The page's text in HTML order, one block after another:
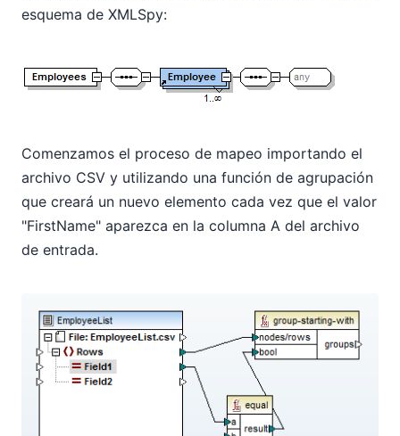
esquema de XMLSpy:
Comenzamos el proceso de mapeo importando el
archivo CSV y utilizando una función de agrupación
que creará un nuevo elemento cada vez que el valor
"FirstName" aparezca en la columna A del archivo
de entrada.